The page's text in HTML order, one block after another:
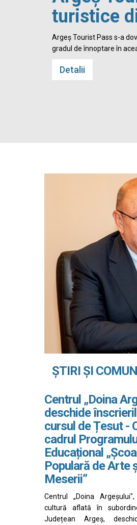
turistice
Argeș Tourist Pass s-a
gradul de înnoptare în
Detalii
ȘTIRI ȘI
Centrul „Doina
deschide
cursul de Țesut -
cadrul
Educațional
Populară de Arte
Meserii”
Centrul „Doina
cultură aflată în
Județean Argeș,